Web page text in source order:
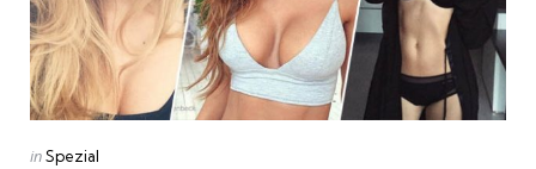
Posted
inSpezial